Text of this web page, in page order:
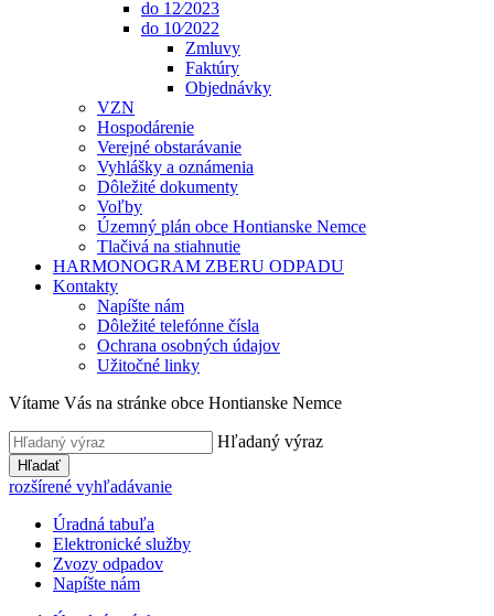
do 12⁄2023
do 10⁄2022
Zmluvy
Faktúry
Objednávky
VZN
Hospodárenie
Verejné obstarávanie
Vyhlášky a oznámenia
Dôležité dokumenty
Voľby
Územný plán obce Hontianske Nemce
Tlačivá na stiahnutie
HARMONOGRAM ZBERU ODPADU
Kontakty
Napíšte nám
Dôležité telefónne čísla
Ochrana osobných údajov
Užitočné linky
Vítame Vás na stránke obce Hontianske Nemce
Hľadaný výraz
Hľadať
rozšírené vyhľadávanie
Úradná tabuľa
Elektronické služby
Zvozy odpadov
Napíšte nám